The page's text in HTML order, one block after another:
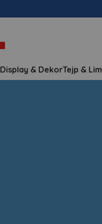
Display & DekorTejp & Lim